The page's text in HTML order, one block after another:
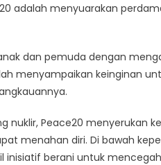
adalah menyuarakan
dan pemuda dengan
menyampaikan keinginan
nuklir, Peace20 menyerukan
menahan diri. Di bawah
inisiatif berani untuk